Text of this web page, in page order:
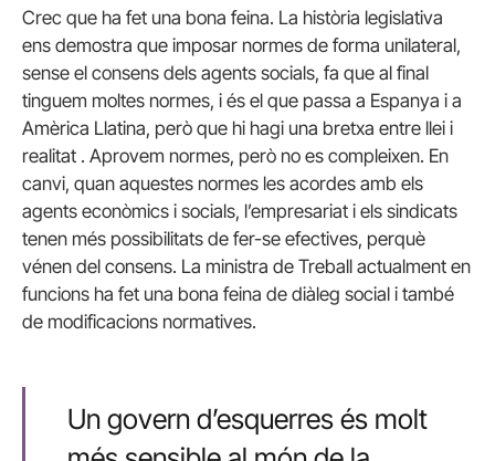
Crec que ha fet una bona feina. La història legislativa
ens demostra que imposar normes de forma unilateral,
sense el consens dels agents socials, fa que al final
tinguem moltes normes, i és el que passa a Espanya i a
Amèrica Llatina, però que hi hagi una bretxa entre llei i
realitat . Aprovem normes, però no es compleixen. En
canvi, quan aquestes normes les acordes amb els
agents econòmics i socials, l’empresariat i els sindicats
tenen més possibilitats de fer-se efectives, perquè
vénen del consens. La ministra de Treball actualment en
funcions ha fet una bona feina de diàleg social i també
de modificacions normatives.
Un govern d’esquerres és molt